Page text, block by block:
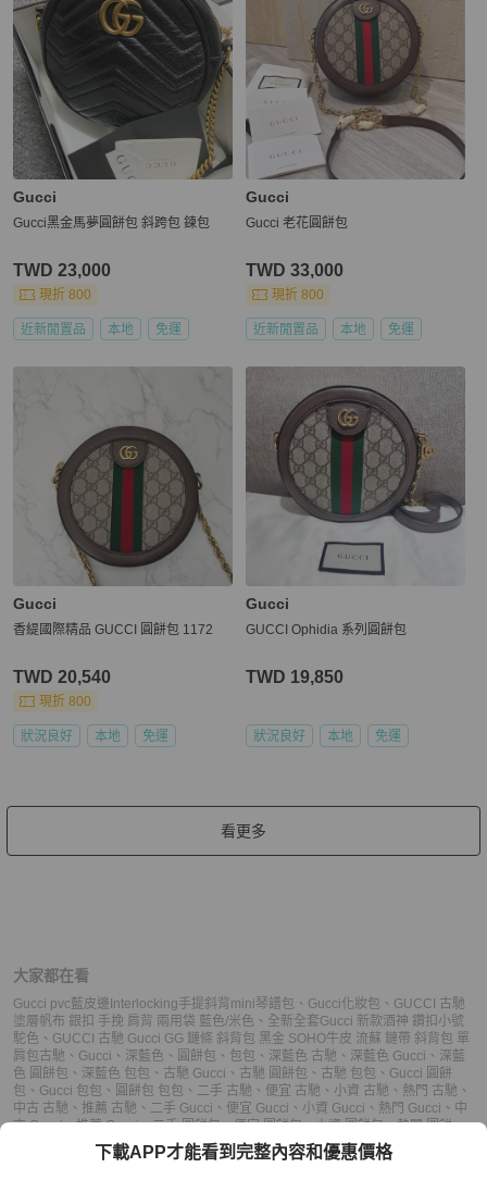
Gucci
Gucci黑金馬夢圓餅包 斜跨包 鍊包
TWD 23,000
現折 800
近新閒置品 本地 免運
Gucci
Gucci 老花圓餅包
TWD 33,000
現折 800
近新閒置品 本地 免運
Gucci
香緹國際精品 GUCCI 圓餅包 1172
TWD 20,540
現折 800
狀況良好 本地 免運
Gucci
GUCCI Ophidia 系列圓餅包
TWD 19,850
狀況良好 本地 免運
看更多
大家都在看
Gucci pvc藍皮邊Interlocking手提斜背mini琴譜包 、 Gucci化妝包 、 GUCCI 古馳
塗層帆布 銀扣 手挽 肩背 兩用袋 藍色/米色 、 全新全套Gucci 新款酒神 鑽扣小號
駝色 、 GUCCI 古馳 Gucci GG 鏈條 斜背包 黑金 SOHO牛皮 流蘇 鏈帶 斜背包 單
肩包 古馳 、 Gucci 、 深藍色 、 圓餅包 、 包包 、 深藍色 古馳 、 深藍色 Gucci 、 深藍
色 圓餅包 、 深藍色 包包 、 古馳 Gucci 、 古馳 圓餅包 、 古馳 包包 、 Gucci 圓餅
包 、 Gucci 包包 、 圓餅包 包包 、 二手 古馳 、 便宜 古馳 、 小資 古馳 、 熱門 古馳 、
中古 古馳 、 推薦 古馳 、 二手 Gucci 、 便宜 Gucci 、 小資 Gucci 、 熱門 Gucci 、 中
古 Gucci、推薦 Gucci、二手 圓餅包、便宜 圓餅包、小資 圓餅包、熱門 圓餅
中古 圓餅包、推薦 圓餅包、二手 包包、 便宜 包包、小資 包包
、 推薦 包包
下載APP才能看到完整內容和優惠價格